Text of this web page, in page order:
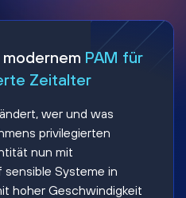
PAM für
Zeitalter
wer und was
privilegierten
nun mit
Systeme in
hoher Geschwindigkeit